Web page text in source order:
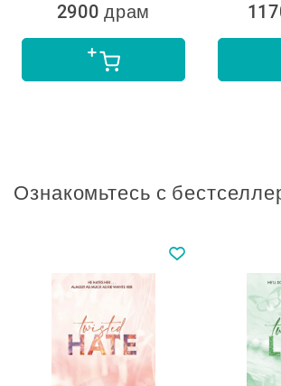
2900 драм
Ознакомьтесь с